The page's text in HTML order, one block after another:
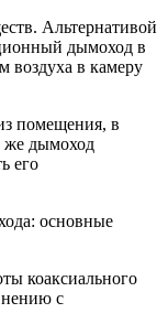
Альтернативой
дымоход в
воздуха в камеру
помещения, в
же дымоход
его
коаксиального
с